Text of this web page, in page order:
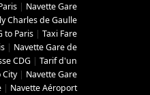
| Navette Gare
Charles de Gaulle
to Paris | Taxi Fare
| Navette Gare de
CDG | Tarif d'un
City| Navette Gare
| Navette Aéroport